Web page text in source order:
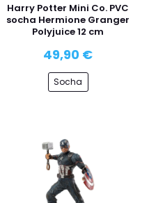
Harry Potter Mini Co. PVC
socha Hermione Granger
Polyjuice 12 cm
49,90 €
Socha